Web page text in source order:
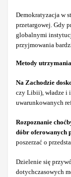
Demokratyzacja w
przetargowej. Gdy
globalnymi
przyjmowania
Metody
Na Zachodzie
czy Libii), władze i
uwarunkowanych
Rozpoznanie
dóbr oferowanych
poszerzać o
Dzielenie się
dotychczasowych